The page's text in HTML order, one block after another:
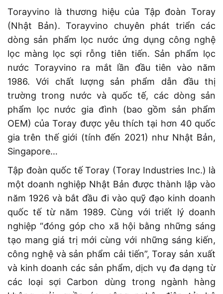
Torayvino là thương hiệu của Tập đoàn Toray
(Nhật Bản). Torayvino chuyên phát triển các
dòng sản phẩm lọc nước ứng dụng công nghệ
lọc màng lọc sợi rỗng tiên tiến. Sản phẩm lọc
nước Torayvino ra mắt lần đầu tiên vào năm
1986. Với chất lượng sản phẩm dẫn đầu thị
trường trong nước và quốc tế, các dòng sản
phẩm lọc nước gia đình (bao gồm sản phẩm
OEM) của Toray được yêu thích tại hơn 40 quốc
gia trên thế giới (tính đến 2021) như Nhật Bản,
Singapore…
Tập đoàn quốc tế Toray (Toray Industries Inc.) là
một doanh nghiệp Nhật Bản được thành lập vào
năm 1926 và bắt đầu đi vào quỹ đạo kinh doanh
quốc tế từ năm 1989. Cùng với triết lý doanh
nghiệp “đóng góp cho xã hội bằng những sáng
tạo mang giá trị mới cùng với những sáng kiến,
công nghệ và sản phẩm cải tiến”, Toray sản xuất
và kinh doanh các sản phẩm, dịch vụ đa dạng từ
các loại sợi Carbon dùng trong ngành hàng